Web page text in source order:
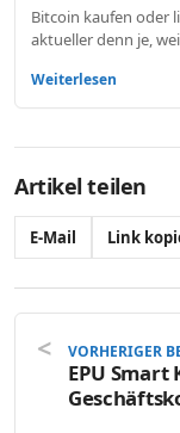
Bitcoin kaufen oder
aktueller denn je,
Weiterlesen
Artikel teilen
E-Mail Link
VORHERIGER
EPU